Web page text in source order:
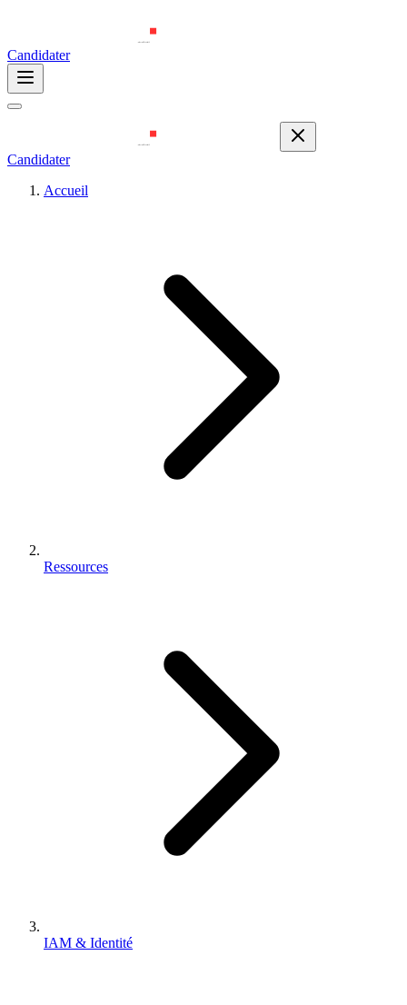
Candidater
Candidater
Accueil
Ressources
IAM & Identité